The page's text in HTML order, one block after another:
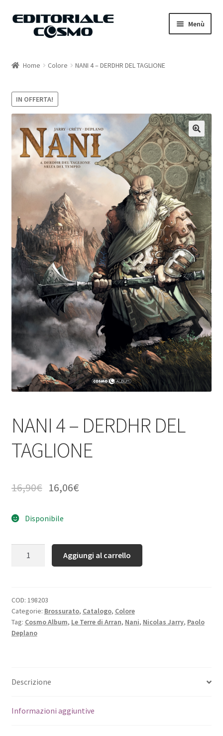
Vai
Vai
Menù
Carrello
Il mio account
Home Colore NANI 4 – DERDHR DEL TAGLIONE
IN OFFERTA!
NANI 4 – DERDHR DEL
TAGLIONE
16,90€ 16,06€
Disponibile
Aggiungi al carrello
COD: 198203
Categorie: Brossurato, Catalogo, Colore
Tag: Cosmo Album, Le Terre di Arran, Nani, Nicolas Jarry, Paolo
Deplano
Descrizione
Informazioni aggiuntive